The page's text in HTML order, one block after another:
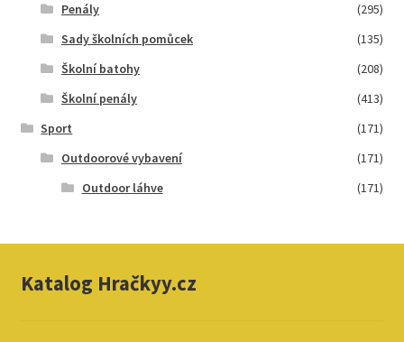
Penály
(295)
Sady školních pomůcek
(135)
Školní batohy
(208)
Školní penály
(413)
Sport
(171)
Outdoorové vybavení
(171)
Outdoor láhve
(171)
Katalog Hračkyy.cz